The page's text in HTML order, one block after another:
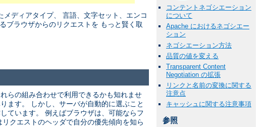
ディアタイプ、 言語、文字セット、エンコ
ブラウザからのリクエストを もっと賢く取
コンテントネゴシエーション
について
Apache におけるネゴシエー
ション
ネゴシエーション方法
品質の値を変える
Transparent Content
Negotiation の拡張
リンクと名前の変換に関する
注意点
キャッシュに関する注意事項
参照
らの組み合わせで利用できるかも知れませ
ます。 しかし、サーバが自動的に選ぶこと
ています。 例えばブラウザは、可能ならフ
クエストのヘッダで自分の優先傾向を知ら